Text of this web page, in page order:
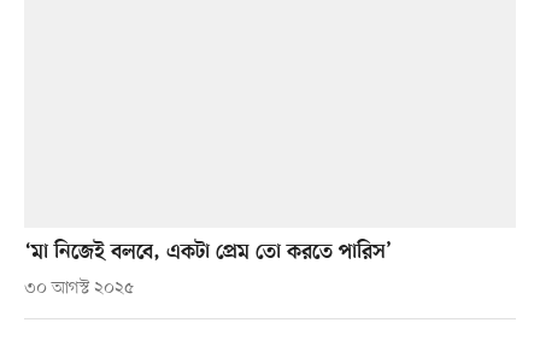
‘মা নিজেই বলবে, একটা প্রেম তো করতে পারিস’
৩০ আগস্ট ২০২৫